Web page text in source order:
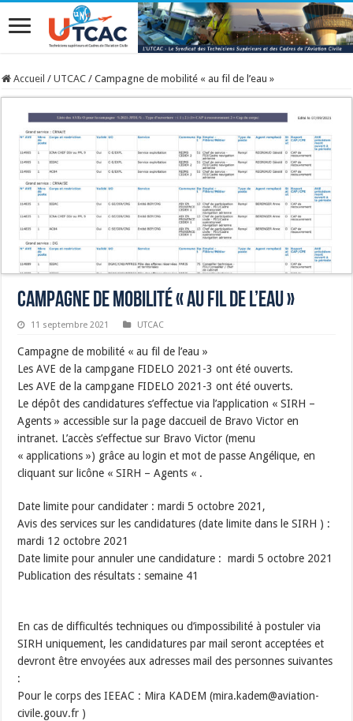
Accueil / UTCAC / Campagne de mobilité « au fil de l’eau »
Campagne de mobilité « au fil de l’eau »
11 septembre 2021 UTCAC
Campagne de mobilité « au fil de l’eau »
Les AVE de la campgane FIDELO 2021-3 ont été ouverts.
Les AVE de la campgane FIDELO 2021-3 ont été ouverts.
Le dépôt des candidatures s’effectue via l’application « SIRH –
Agents » accessible sur la page daccueil de Bravo Victor en
intranet. L’accès s’effectue sur Bravo Victor (menu
« applications ») grâce au login et mot de passe Angélique, en
cliquant sur licône « SIRH – Agents « .
Date limite pour candidater : mardi 5 octobre 2021,
Avis des services sur les candidatures (date limite dans le SIRH ) :
mardi 12 octobre 2021
Date limite pour annuler une candidature : mardi 5 octobre 2021
Publication des résultats : semaine 41
En cas de difficultés techniques ou d’impossibilité à postuler via
SIRH uniquement, les candidatures par mail seront acceptées et
devront être envoyées aux adresses mail des personnes suivantes
:
Pour le corps des IEEAC : Mira KADEM (mira.kadem@aviation-
civile.gouv.fr )